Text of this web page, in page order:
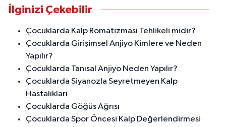
İlginizi Çekebilir
Çocuklarda Kalp Romatizması Tehlikeli midir?
Çocuklarda Girişimsel Anjiyo Kimlere ve Neden
Yapılır?
Çocuklarda Tanısal Anjiyo Neden Yapılır?
Çocuklarda Siyanozla Seyretmeyen Kalp
Hastalıkları
Çocuklarda Göğüs Ağrısı
Çocuklarda Spor Öncesi Kalp Değerlendirmesi